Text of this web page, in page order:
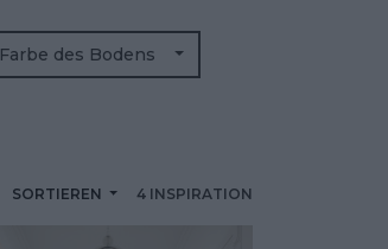
SORTIEREN 4 INSPIRATION
Farbe des Bodens